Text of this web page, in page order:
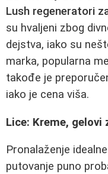
Lush regeneratori
su hvaljeni zbog
dejstva, iako su
marka, popularna
takođe je
iako je cena viša.
Lice: Kreme,
Pronalaženje
putovanje puno